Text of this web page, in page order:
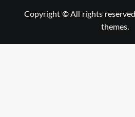
Copyright © All rights reserved
themes.